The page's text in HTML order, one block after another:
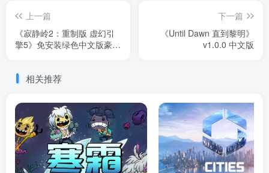
上一篇
《寂静岭2：重制版 虚幻引
擎5》免安装绿色中文版豪华
下一篇
《Until Dawn 直到黎明》
v1.0.0 中文版
相关推荐